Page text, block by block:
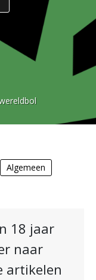
Algemeen
18 jaar
naar
artikelen